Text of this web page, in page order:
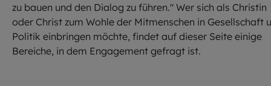
zu bauen und den Dialog zu führen." Wer sich als Christin
oder Christ zum Wohle der Mitmenschen in Gesellschaft
Politik einbringen möchte, findet auf dieser Seite einige
Bereiche, in dem Engagement gefragt ist.